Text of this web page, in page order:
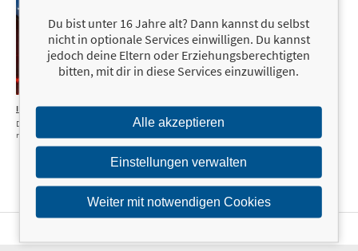
14,00 €
IN-GAME
Deiner Stimme so
nah
Du bist unter 16 Jahre alt? Dann kannst du selbst
nicht in optionale Services einwilligen. Du kannst
jedoch deine Eltern oder Erziehungsberechtigten
bitten, mit dir in diese Services einzuwilligen.
Alle akzeptieren
Einstellungen verwalten
Weiter mit notwendigen Cookies